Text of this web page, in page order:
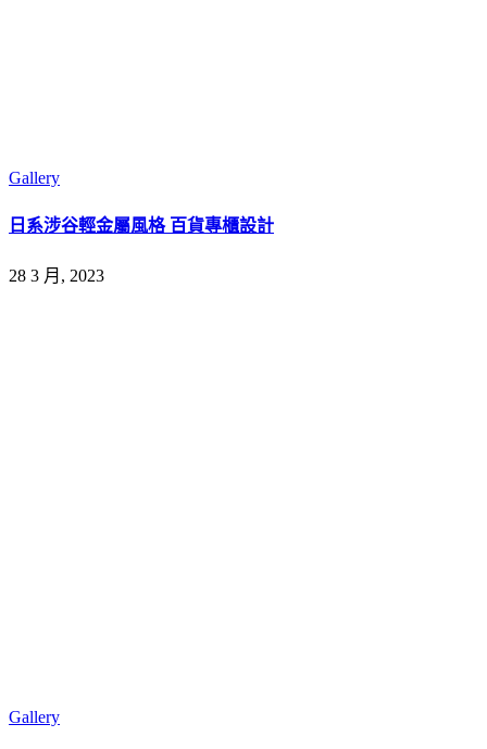
Gallery
日系涉谷輕金屬風格 百貨專櫃設計
28 3 月, 2023
Gallery